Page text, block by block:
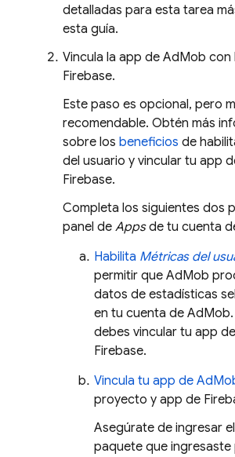
detalladas para esta tarea
esta guía.
Vincula la app de AdMob con
Firebase.
Este paso es opcional, pero
recomendable. Obtén más
sobre los beneficios de
del usuario y vincular tu app
Firebase.
Completa los siguientes dos
panel de Appsde tu cuenta
Habilita Métricas del
permitir que AdMob
datos de estadísticas
en tu cuenta de AdMob
debes vincular tu app de
Firebase.
Vincula tu app de
proyecto y app de
Asegúrate de ingresar
paquete que ingresaste